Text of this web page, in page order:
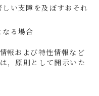
い支障を及ぼすおそれ
る場合
報および特性情報など
，原則として開示いた